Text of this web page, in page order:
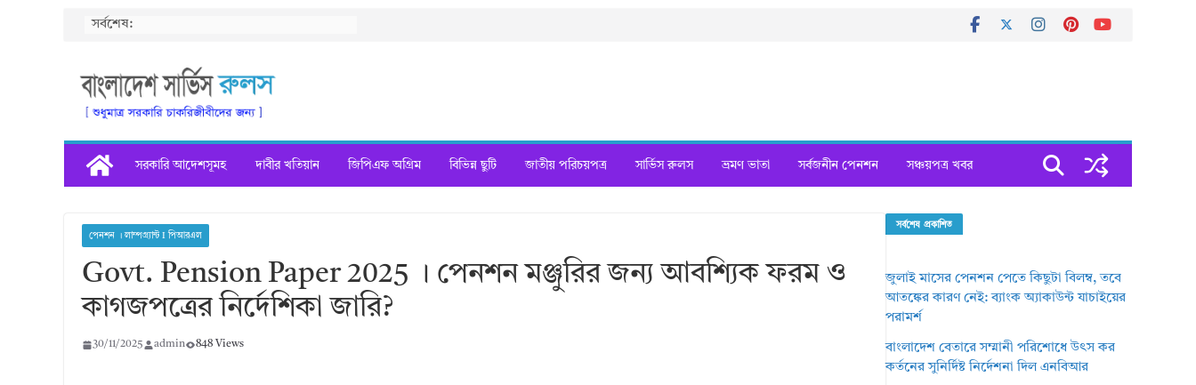
সর্বশেষ:
সরকারি আদেশসূমহ দাবীর খতিয়ান জিপিএফ অগ্রিম বিভিন্ন ছুটি জাতীয় পরিচয়পত্র সার্ভিস রুলস ভ্রমণ ভাতা সর্বজনীন পেনশন সঞ্চয়পত্র খবর
পেনশন । লাম্পগ্র্যান্ট I পিআরএল
Govt. Pension Paper 2025 । পেনশন মঞ্জুরির জন্য আবশ্যিক ফরম ও
কাগজপত্রের নির্দেশিকা জারি?
30/11/2025 admin 848 Views
সর্বশেষ প্রকাশিত
জুলাই মাসের পেনশন পেতে কিছুটা বিলম্ব, তবে
আতঙ্কের কারণ নেই: ব্যাংক অ্যাকাউন্ট যাচাইয়ের
পরামর্শ
বাংলাদেশ বেতারে সম্মানী পরিশোধে উৎস কর
কর্তনের সুনির্দিষ্ট নির্দেশনা দিল এনবিআর